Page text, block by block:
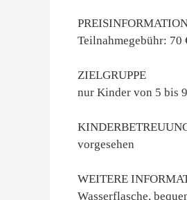
Teilnahmegebühr: 70
ZIELGRUPPE
nur Kinder von 5 bis
vorgesehen
WEITERE
Wasserflasche,